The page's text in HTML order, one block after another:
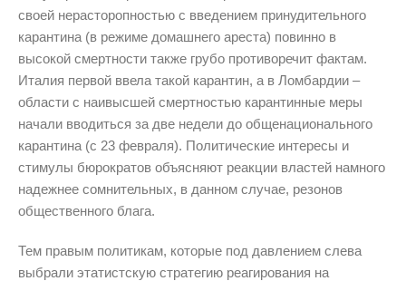
своей нерасторопностью с введением принудительного
карантина (в режиме домашнего ареста) повинно в
высокой смертности также грубо противоречит фактам.
Италия первой ввела такой карантин, а в Ломбардии –
области с наивысшей смертностью карантинные меры
начали вводиться за две недели до общенационального
карантина (с 23 февраля). Политические интересы и
стимулы бюрократов объясняют реакции властей намного
надежнее сомнительных, в данном случае, резонов
общественного блага.
Тем правым политикам, которые под давлением слева
выбрали этатистскую стратегию реагирования на